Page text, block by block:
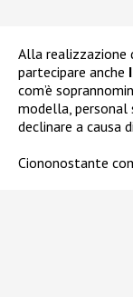
Alla realizzazione
partecipare anche
com’è
modella,
declinare a causa
Ciononostante